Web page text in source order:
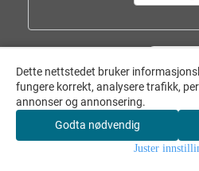
© 2026 Barneklær og Interiør AS
Dette nettstedet bruker
fungere korrekt, analysere trafikk,
annonser og annonsering.
Godta nødvendig
Juster